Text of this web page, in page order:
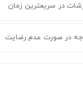
در سریعترین زمان
در صورت عدم رضایت